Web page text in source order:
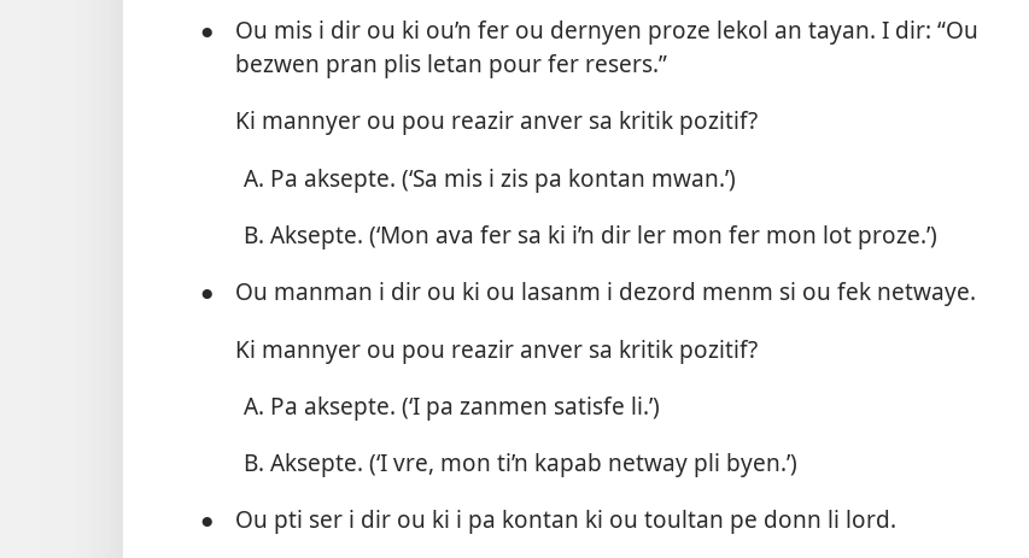
●
Ou mis i dir ou ki ou’n fer ou dernyen proze lekol an tayan. I dir: “Ou
bezwen pran plis letan pour fer resers.”
Ki mannyer ou pou reazir anver sa kritik pozitif?
Pa aksepte. (‘Sa mis i zis pa kontan mwan.’)
Aksepte. (‘Mon ava fer sa ki i’n dir ler mon fer mon lot proze.’)
●
Ou manman i dir ou ki ou lasanm i dezord menm si ou fek netwaye.
Ki mannyer ou pou reazir anver sa kritik pozitif?
Pa aksepte. (‘I pa zanmen satisfe li.’)
Aksepte. (‘I vre, mon ti’n kapab netway pli byen.’)
●
Ou pti ser i dir ou ki i pa kontan ki ou toultan pe donn li lord.